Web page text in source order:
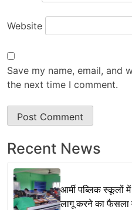
Website
Save my name, email, and
the next time I comment.
Recent News
आर्मी पब्लिक स्कूलों
लागू करने का फैसला